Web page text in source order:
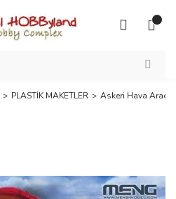
PLASTİK MAKETLER Askeri Hava